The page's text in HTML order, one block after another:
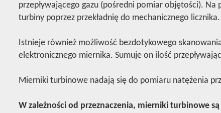
przepływającego gazu (pośredni pomiar objętości).
turbiny poprzez przekładnię do mechanicznego licznika.
Istnieje również możliwość bezdotykowego
elektronicznego miernika. Sumuje on ilość
Mierniki turbinowe nadają się do pomiaru natężenia
W zależności od przeznaczenia, mierniki turbinowe